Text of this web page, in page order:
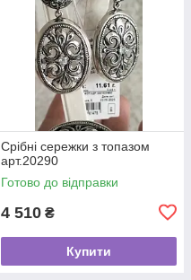
Срібні сережки з топазом
арт.20290
Готово до відправки
4 510 ₴
Купити